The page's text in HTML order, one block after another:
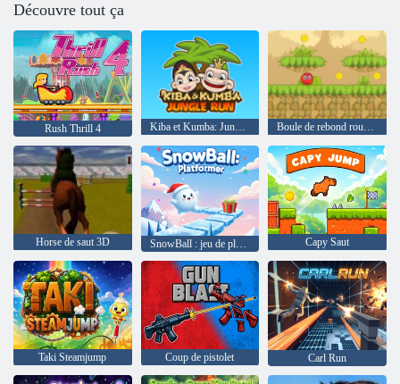
Découvre tout ça
Rush Thrill 4 Kiba et Kumba: Jungle Run Boule de rebond rouge 5
Horse de saut 3D SnowBall : jeu de plateforme Capy Saut
Taki Steamjump Coup de pistolet Carl Run